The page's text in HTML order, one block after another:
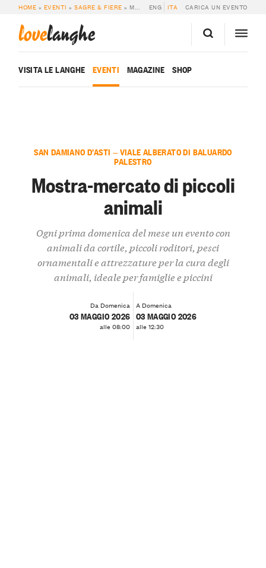
HOME » EVENTI »SAGRE & FIERE » MOSTRA-MERCATO DI PICCOLI ANIMALI ENG ITA CARICA UN EVENTO
lovelanghe
VISITA LE LANGHE EVENTI MAGAZINE SHOP
SAN DAMIANO D’ASTI — VIALE ALBERATO DI BALUARDO
PALESTRO
Mostra-mercato di piccoli
animali
Ogni prima domenica del mese un evento con
animali da cortile, piccoli roditori, pesci
ornamentali e attrezzature per la cura degli
animali, ideale per famiglie e piccini
Da Domenica
03 MAGGIO 2026
alle 08:00
A Domenica
03 MAGGIO 2026
alle 12:30